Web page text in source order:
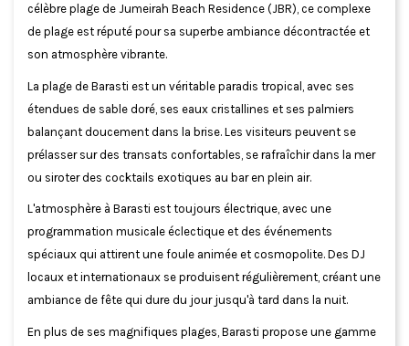
célèbre plage de Jumeirah Beach Residence (JBR), ce complexe
de plage est réputé pour sa superbe ambiance décontractée et
son atmosphère vibrante.
La plage de Barasti est un véritable paradis tropical, avec ses
étendues de sable doré, ses eaux cristallines et ses palmiers
balançant doucement dans la brise. Les visiteurs peuvent se
prélasser sur des transats confortables, se rafraîchir dans la mer
ou siroter des cocktails exotiques au bar en plein air.
L'atmosphère à Barasti est toujours électrique, avec une
programmation musicale éclectique et des événements
spéciaux qui attirent une foule animée et cosmopolite. Des DJ
locaux et internationaux se produisent régulièrement, créant une
ambiance de fête qui dure du jour jusqu'à tard dans la nuit.
En plus de ses magnifiques plages, Barasti propose une gamme